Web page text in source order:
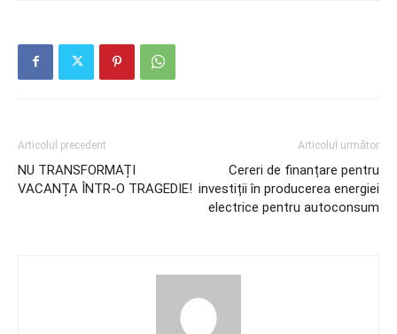
Articolul precedent
NU TRANSFORMAȚI
VACANȚA ÎNTR-O TRAGEDIE!
Articolul următor
Cereri de finanțare pentru
investiții în producerea energiei
electrice pentru autoconsum